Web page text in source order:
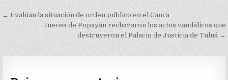
Navegación
← Evalúan la situación de orden público en el Cauca
Jueces de Popayán rechazaron los actos vandálicos que
destruyeron el Palacio de Justicia de Tuluá →